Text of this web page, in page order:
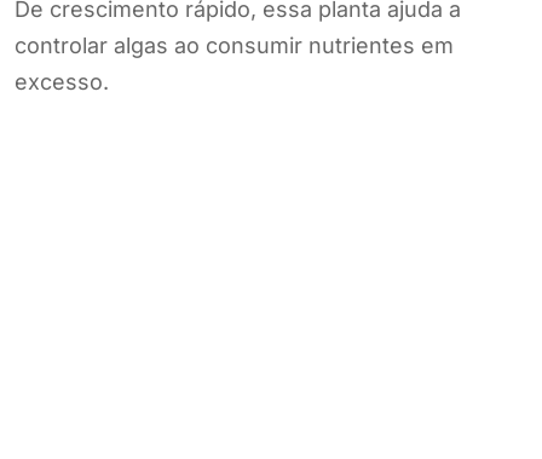
De crescimento rápido, essa planta ajuda a
controlar algas ao consumir nutrientes em
excesso.